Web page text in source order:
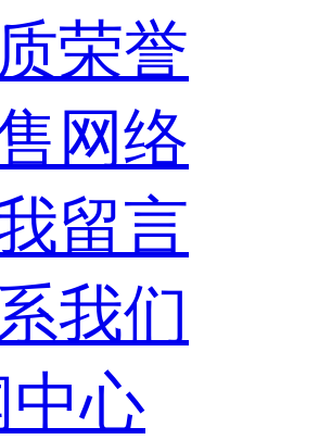
荣誉
网络
留言
我们
中心